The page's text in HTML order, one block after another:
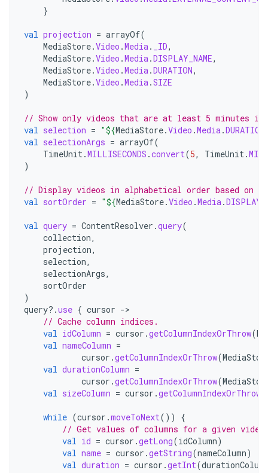
}
val projection = arrayOf(
MediaStore.Video .Media. _ID,
MediaStore.Video .Media.DISPLAY_NAME,
MediaStore.Video .Media.DURATION,
MediaStore.Video .Media.SIZE
)
// Show only videos that are at least 5 minutes in
val selection = "${MediaStore.Video .Media.DURATION
val selectionArgs = arrayOf(
TimeUnit.MILLISECONDS .convert(5, TimeUnit.
)
// Display videos in alphabetical order based on
val sortOrder = "${MediaStore.Video .Media.
val query = ContentResolver .query(
collection,
projection,
selection,
selectionArgs,
sortOrder
)
query?.use { cursor ->
// Cache column indices.
val idColumn = cursor .getColumnIndexOrThrow(
val nameColumn =
cursor .getColumnIndexOrThrow(
val durationColumn =
cursor .getColumnIndexOrThrow(
val sizeColumn = cursor .getColumnIndexOrThrow
while (cursor .moveToNext())
{
// Get values of columns for a given
val id = cursor .getLong(idColumn)
val name = cursor .getString(nameColumn)
val duration = cursor .getInt(